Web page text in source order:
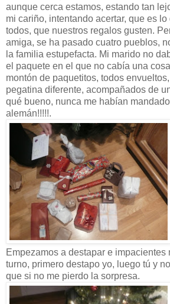
aunque cerca estamos, estando tan
mi cariño, intentando acertar, que es
todos, que nuestros regalos gusten.
amiga, se ha pasado cuatro pueblos,
la familia estupefacta. Mi marido no
el paquete en el que no cabía una
montón de paquetitos, todos
pegatina diferente, acompañados de
qué bueno, nunca me habían
alemán!!!!!.
Empezamos a destapar e impacientes
turno, primero destapo yo, luego tú y
que si no me pierdo la sorpresa.